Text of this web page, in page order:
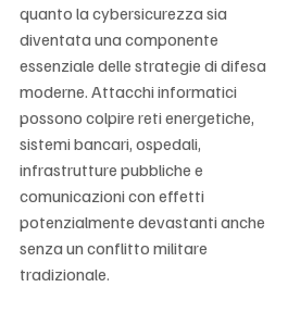
quanto la cybersicurezza sia
diventata una componente
essenziale delle strategie di difesa
moderne. Attacchi informatici
possono colpire reti energetiche,
sistemi bancari, ospedali,
infrastrutture pubbliche e
comunicazioni con effetti
potenzialmente devastanti anche
senza un conflitto militare
tradizionale.